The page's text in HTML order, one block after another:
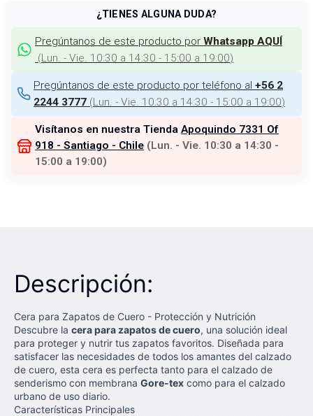
¿TIENES ALGUNA DUDA?
Pregúntanos de este producto por Whatsapp AQUÍ
(Lun. - Vie. 10:30 a 14:30 - 15:00 a 19:00)
Pregúntanos de este producto por teléfono al +56 2
2244 3777 (Lun. - Vie. 10:30 a 14:30 - 15:00 a 19:00)
Visítanos en nuestra Tienda Apoquindo 7331 Of
918 - Santiago - Chile (Lun. - Vie. 10:30 a 14:30 -
15:00 a 19:00)
Descripción:
Cera para Zapatos de Cuero - Protección y Nutrición
Descubre la cera para zapatos de cuero, una solución ideal
para proteger y nutrir tus zapatos favoritos. Diseñada para
satisfacer las necesidades de todos los amantes del calzado
de cuero, esta cera es perfecta tanto para el calzado de
senderismo con membrana Gore-tex como para el calzado
urbano de uso diario.
Características Principales